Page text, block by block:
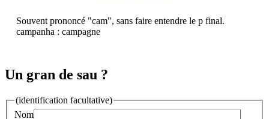
Souvent prononcé "cam", sans faire entendre le p final.
campanha : campagne
Un gran de sau ?
(identification facultative)
Nom